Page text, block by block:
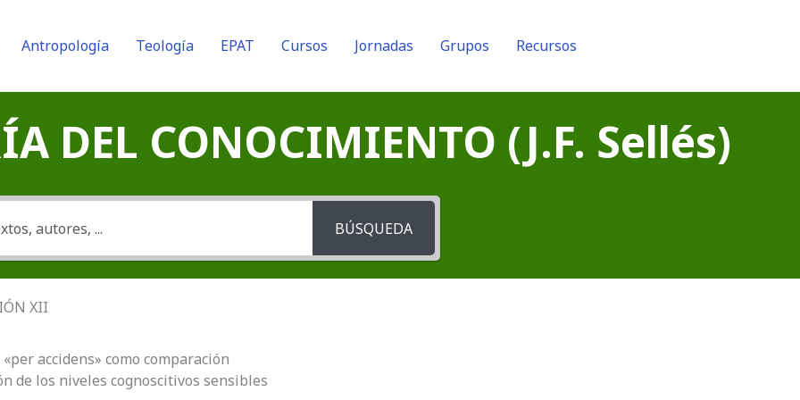
Antropología Teología EPAT Cursos Jornadas Grupos Recursos
DEL CONOCIMIENTO (J.F. Sellés)
BÚSQUEDA
XII
accidens» como comparación
de los niveles cognoscitivos sensibles